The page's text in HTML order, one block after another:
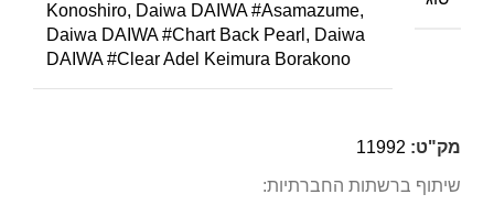
Konoshiro, Daiwa DAIWA #Asamazume,
Daiwa DAIWA #Chart Back Pearl, Daiwa
DAIWA #Clear Adel Keimura Borakono
מק"ט: 11992
שיתוף ברשתות החברתיות: